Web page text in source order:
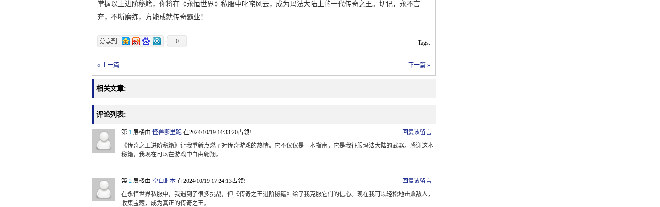
掌握以上进阶秘籍，你将在《永恒世界》私服中叱咤风云，成为玛法大陆上的一代传奇之王。切记，永不言
弃，不断磨练，方能成就传奇霸业！
0 Tags:
« 上一篇 下一篇 »
相关文章:
评论列表:
回复该留言
第 1 层楼由 怪兽哪里跑 在2024/10/19 14:33:20占领!
《传奇之王进阶秘籍》让我重新点燃了对传奇游戏的热情。它不仅仅是一本指南，它是我征服玛法大陆的武器。感谢这本
秘籍，我现在可以在游戏中自由翱翔。
回复该留言
第 2 层楼由 空白剧本 在2024/10/19 17:24:13占领!
在永恒世界私服中，我遇到了很多挑战，但《传奇之王进阶秘籍》给了我克服它们的信心。现在我可以轻松地击败敌人，
收集宝藏，成为真正的传奇之王。